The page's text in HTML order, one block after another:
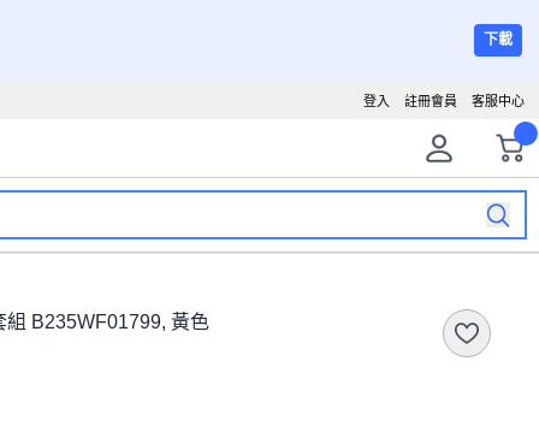
下載
客服中心
註冊會員
登入
B235WF01799, 黃色